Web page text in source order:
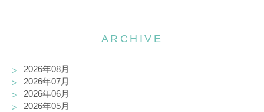
ARCHIVE
2026年08月
2026年07月
2026年06月
2026年05月